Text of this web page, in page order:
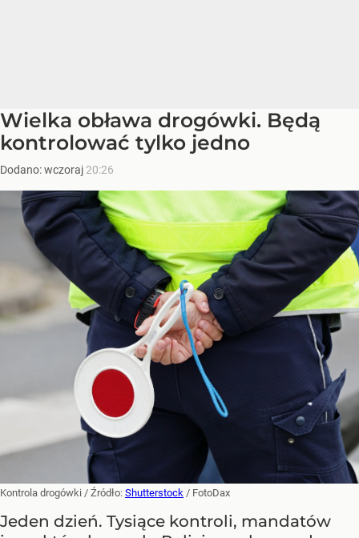
Wielka obława drogówki. Będą
kontrolować tylko jedno
Dodano:wczoraj 20:26
Kontrola drogówki / Źródło: Shutterstock / FotoDax
Jeden dzień. Tysiące kontroli, mandatów